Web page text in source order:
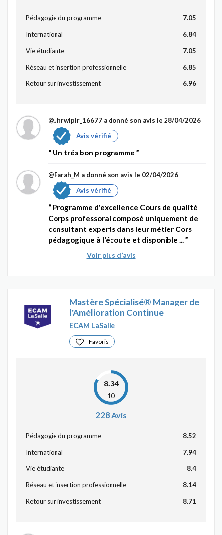
Pédagogie du programme 7.05
International 6.84
Vie étudiante 7.05
Réseau et insertion professionnelle 6.85
Retour sur investissement 6.96
@Jhrwlpir_16677 a donné son avis le 28/04/2026
Avis vérifié
Un trés bon programme
@Farah_M a donné son avis le 02/04/2026
Avis vérifié
Programme d'excellence Cours de qualité
Corps professoral composé uniquement de
consultant experts dans leur métier Cors
pédagogique à l'écoute et disponible ...
Voir plus d’avis
Mastère Spécialisé® Manager de
l'Amélioration Continue
ECAM LaSalle
Favoris
8.34
10
228Avis
Pédagogie du programme 8.52
International 7.94
Vie étudiante 8.4
Réseau et insertion professionnelle 8.14
Retour sur investissement 8.71